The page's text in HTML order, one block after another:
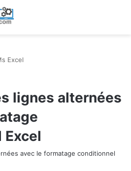
Excel
lignes alternées